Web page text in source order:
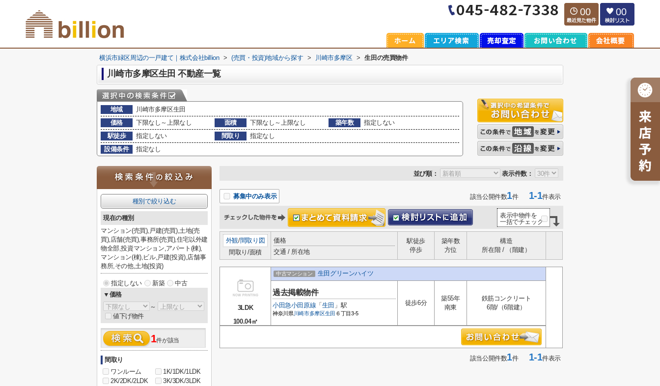
00 00
横浜市緑区周辺の一戸建て｜株式会社billion > (売買・投資)地域から探す > 川崎市多摩区 > 生田の売買物件
川崎市多摩区生田 不動産一覧
地域
川崎市多摩区生田
価格
下限なし～上限なし 面積 下限なし～上限なし 築年数
指定しない
駅徒歩
指定しない 間取り
指定なし
設備条件
指定なし
並び順： 表示件数：
募集中のみ表示 該当公開件数1件1-1件表示
表示中物件を
一括でチェック
外観/間取り図
間取り/面積
価格
交通 / 所在地
駅徒歩
停歩
築年数
方位
構造
所在階 / （階建）
3LDK
100.04㎡
中古マンション 生田グリーンハイツ
過去掲載物件
小田急小田原線 「 生田 」駅
神奈川県川崎市多摩区生田 ６丁目3-5
徒歩6分
築55年
南東
鉄筋コンクリート
6階/（6階建）
該当公開件数1件1-1件表示
種別で絞り込む
現在の種別
マンション(売買),戸建(売買),土地(売
買),店舗(売買),事務所(売買),住宅以外建
物全部,投資マンション,アパート(棟),
マンション(棟),ビル,戸建(投資),店舗事
務所,その他,土地(投資)
指定しない 新築
中古
▼価格
～
値下げ物件
1件が該当
間取り
ワンルーム
1K/1DK/1LDK
2K/2DK/2LDK
3K/3DK/3LDK